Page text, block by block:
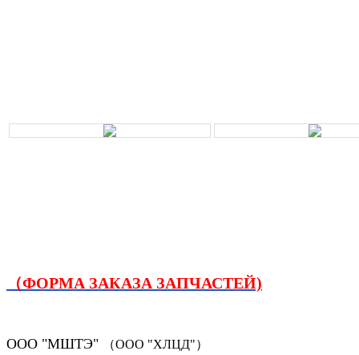
（ФОРМА ЗАКАЗА ЗАПЧАСТЕЙ)
ООО "МШТЭ" （ООО "ХЛЦД"）